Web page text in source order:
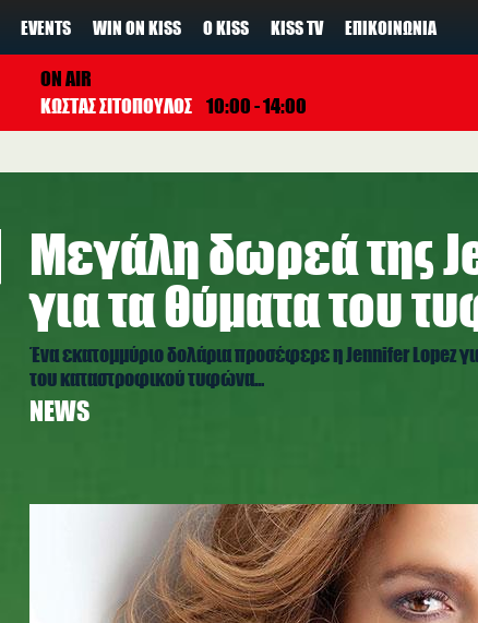
EVENTS WIN ON KISS Ο KISS KISS TV ΕΠΙΚΟΙΝΩΝΊΑ
ON AIR
ΚΩΣΤΑΣ ΣΙΤΟΠΟΥΛΟΣ 10:00 - 14:00
Μεγάλη δωρεά της
για τα θύματα του
Ένα εκατομμύριο δολάρια προσέφερε η Jennifer Lopez
του καταστροφικού τυφώνα...
NEWS
jennifer-lopez_6.jpg